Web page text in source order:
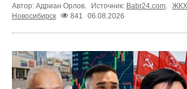
Автор: Адриан Орлов. Источник: Babr24.com ЖКХ
Новосибирск
841 06.08.2026